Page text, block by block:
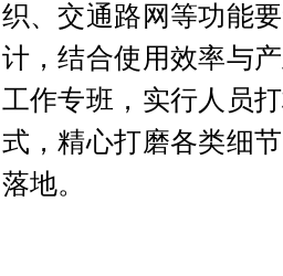
织、交通路网等功能
计，结合使用效率与
工作专班，实行人员
式，精心打磨各类细
落地。